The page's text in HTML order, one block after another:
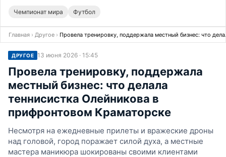
Чемпионат мира Футбол
Главная › Другое › Провела тренировку, поддержала местный бизнес: что
ДРУГОЕ 13 июня 2026 · 15:45
Провела тренировку, поддержала
местный бизнес: что делала
теннисистка Олейникова в
прифронтовом Краматорске
Несмотря на ежедневные прилеты и вражеские дроны
над головой, город поражает силой духа, а местные
мастера маникюра шокированы своими клиентами